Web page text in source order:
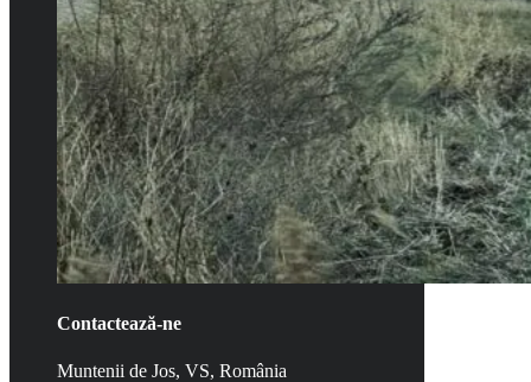
Contactează-ne
Muntenii de Jos, VS, România